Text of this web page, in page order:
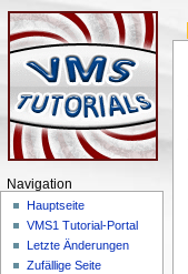
Navigation
Hauptseite
VMS1 Tutorial-Portal
Letzte Änderungen
Zufällige Seite